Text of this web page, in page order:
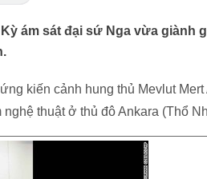
ám sát đại sứ Nga vừa giành
kiến cảnh hung thủ Mevlut Mert
thuật ở thủ đô Ankara (Thổ